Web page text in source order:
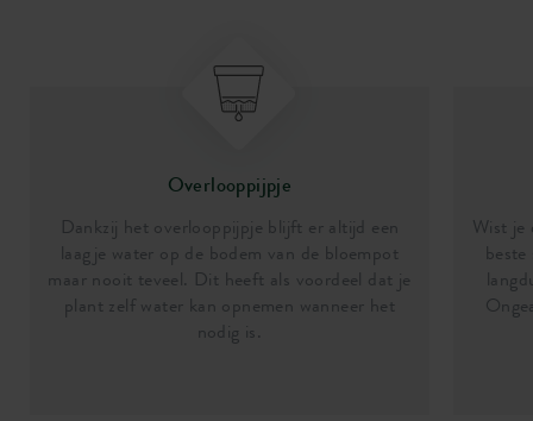
Overlooppijpje
Dankzij het overlooppijpje blijft er altijd een
laagje water op de bodem van de bloempot
maar nooit teveel. Dit heeft als voordeel dat je
plant zelf water kan opnemen wanneer het
nodig is.
Wist je